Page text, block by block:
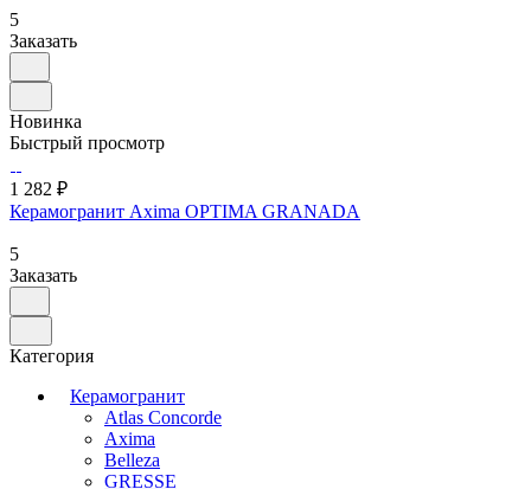
5
Заказать
Новинка
Быстрый просмотр
1 282 ₽
Керамогранит Axima OPTIMA GRANADA
5
Заказать
Категория
Керамогранит
Atlas Concorde
Axima
Belleza
GRESSE